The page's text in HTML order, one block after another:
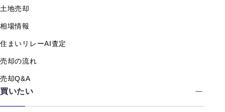
土地売却
相場情報
住まいリレーAI査定
売却の流れ
売却Q&A
買いたい